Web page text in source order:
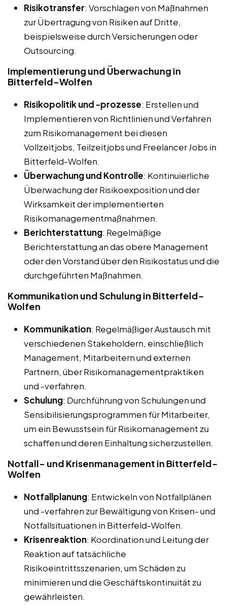
Risikotransfer: Vorschlagen von Maßnahmen
zur Übertragung von Risiken auf Dritte,
beispielsweise durch Versicherungen oder
Outsourcing.
Implementierung und Überwachung in
Bitterfeld-Wolfen
Risikopolitik und -prozesse: Erstellen und
Implementieren von Richtlinien und Verfahren
zum Risikomanagement bei diesen
Vollzeitjobs, Teilzeitjobs und Freelancer Jobs in
Bitterfeld-Wolfen.
Überwachung und Kontrolle: Kontinuierliche
Überwachung der Risikoexposition und der
Wirksamkeit der implementierten
Risikomanagementmaßnahmen.
Berichterstattung: Regelmäßige
Berichterstattung an das obere Management
oder den Vorstand über den Risikostatus und die
durchgeführten Maßnahmen.
Kommunikation und Schulung in Bitterfeld-
Wolfen
Kommunikation: Regelmäßiger Austausch mit
verschiedenen Stakeholdern, einschließlich
Management, Mitarbeitern und externen
Partnern, über Risikomanagementpraktiken
und -verfahren.
Schulung: Durchführung von Schulungen und
Sensibilisierungsprogrammen für Mitarbeiter,
um ein Bewusstsein für Risikomanagement zu
schaffen und deren Einhaltung sicherzustellen.
Notfall- und Krisenmanagement in Bitterfeld-
Wolfen
Notfallplanung: Entwickeln von Notfallplänen
und -verfahren zur Bewältigung von Krisen- und
Notfallsituationen in Bitterfeld-Wolfen.
Krisenreaktion: Koordination und Leitung der
Reaktion auf tatsächliche
Risikoeintrittsszenarien, um Schäden zu
minimieren und die Geschäftskontinuität zu
gewährleisten.